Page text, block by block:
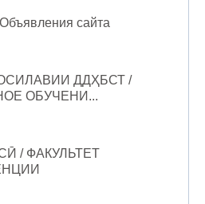
сайта
ДДҲБСТ /
ОБУЧЕНИ...
/ ФАКУЛЬТЕТ